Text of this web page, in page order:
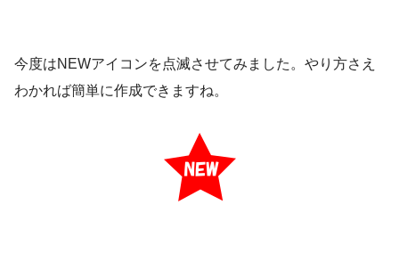
今度はNEWアイコンを点滅させてみました。やり方さえ
わかれば簡単に作成できますね。